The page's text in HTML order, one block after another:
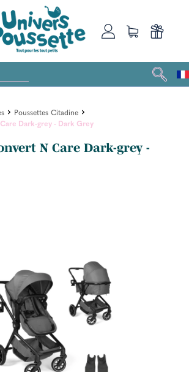
Poussettes Citadine
Dark-grey - Dark Grey
N Care Dark-grey -